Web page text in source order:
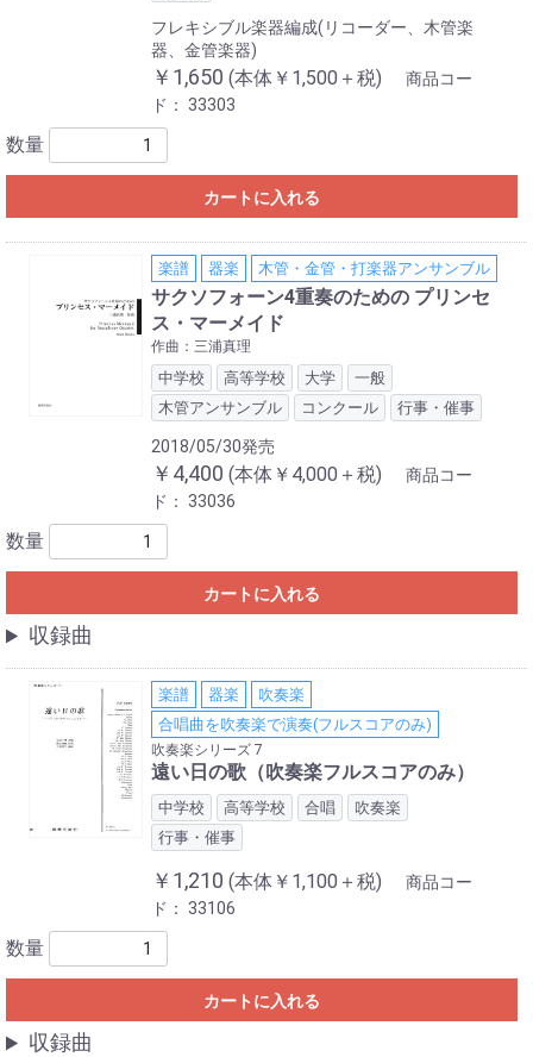
フレキシブル楽器編成(リコーダー、木管楽
器、金管楽器)
￥1,650 (本体￥1,500＋税)
商品コー
ド： 33303
数量
カートに入れる
楽譜 器楽 木管・金管・打楽器アンサンブル
サクソフォーン4重奏のための プリンセ
ス・マーメイド
作曲：三浦真理
中学校 高等学校 大学
一般
木管アンサンブル
コンクール 行事・催事
2018/05/30発売
￥4,400 (本体￥4,000＋税)
商品コー
ド： 33036
数量
カートに入れる
収録曲
楽譜 器楽
吹奏楽
合唱曲を吹奏楽で演奏(フルスコアのみ)
吹奏楽シリーズ 7
遠い日の歌（吹奏楽フルスコアのみ）
中学校 高等学校 合唱
吹奏楽
行事・催事
￥1,210 (本体￥1,100＋税)
商品コー
ド： 33106
数量
カートに入れる
収録曲